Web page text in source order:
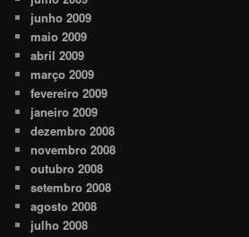
junho 2009
maio 2009
abril 2009
março 2009
fevereiro 2009
janeiro 2009
dezembro 2008
novembro 2008
outubro 2008
setembro 2008
agosto 2008
julho 2008